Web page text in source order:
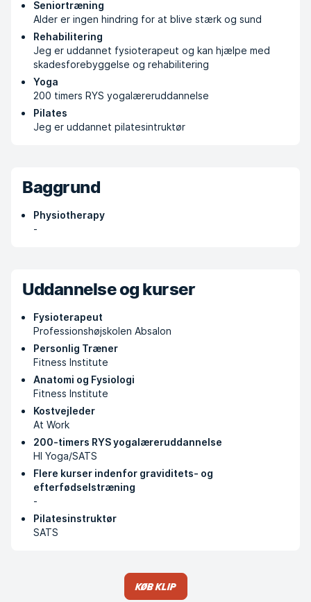
Seniortræning
Alder er ingen hindring for at blive stærk og sund
Rehabilitering
Jeg er uddannet fysioterapeut og kan hjælpe med
skadesforebyggelse og rehabilitering
Yoga
200 timers RYS yogalæreruddannelse
Pilates
Jeg er uddannet pilatesintruktør
Baggrund
Physiotherapy
-
Uddannelse og kurser
Fysioterapeut
Professionshøjskolen Absalon
Personlig Træner
Fitness Institute
Anatomi og Fysiologi
Fitness Institute
Kostvejleder
At Work
200-timers RYS yogalæreruddannelse
HI Yoga/SATS
Flere kurser indenfor graviditets- og
efterfødselstræning
-
Pilatesinstruktør
SATS
Køb klip